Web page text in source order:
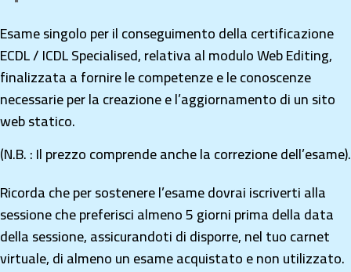
Esame singolo per il conseguimento della certificazione
ECDL / ICDL Specialised, relativa al modulo Web Editing,
finalizzata a fornire le competenze e le conoscenze
necessarie per la creazione e l’aggiornamento di un sito
web statico.
(N.B. : Il prezzo comprende anche la correzione dell’esame).
Ricorda che per sostenere l’esame dovrai iscriverti alla
sessione che preferisci almeno 5 giorni prima della data
della sessione, assicurandoti di disporre, nel tuo carnet
virtuale, di almeno un esame acquistato e non utilizzato.